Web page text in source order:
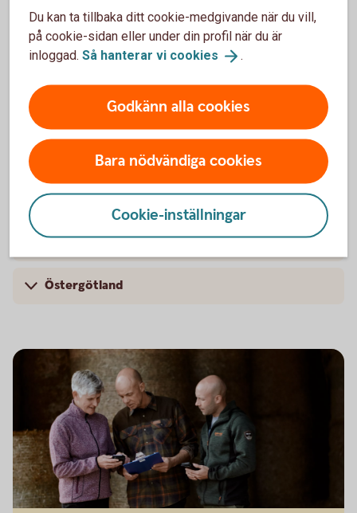
Värmland
Västernorrland
Västmanland
Västra Götaland
Örebro
Östergötland
Du kan ta tillbaka ditt cookie-medgivande när du vill,
på cookie-sidan eller under din profil när du är
inloggad. Så hanterar vi cookies .
Godkänn alla cookies
Bara nödvändiga cookies
Cookie-inställningar